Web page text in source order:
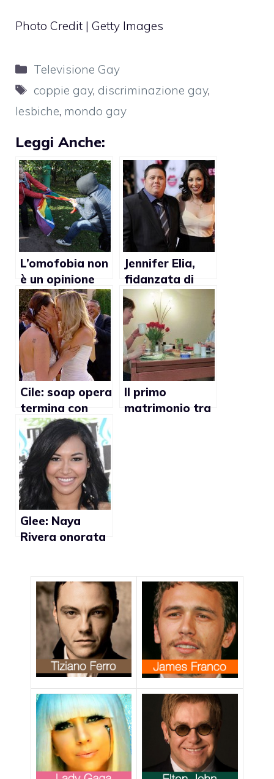
Photo Credit | Getty Images
Categorie
Televisione Gay
Tag
coppie gay, discriminazione gay,
lesbiche, mondo gay
Leggi Anche:
L’omofobia non
è un opinione
Jennifer Elia,
fidanzata di
Chaz Bono:
“Non mi sono
mai definita
lesbica”
Cile: soap opera
termina con
matrimonio
lesbo
Il primo
matrimonio tra
Glee: Naya
Rivera onorata